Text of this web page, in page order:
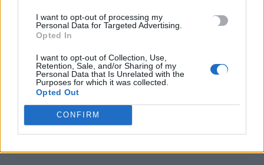
I want to opt-out of processing my
Personal Data for Targeted Advertising.
Opted In
I want to opt-out of Collection, Use,
Retention, Sale, and/or Sharing of my
Personal Data that Is Unrelated with the
Purposes for which it was collected.
Opted Out
CONFIRM
6 Αυγούστου, 2026
Η ανακάλυψη της γραφής και η επανάσταση της
πληροφορικής
6 Αυγούστου, 2026
Προφυλακιστέος ο 26χρονος Αφγανός για τη δολοφονία της